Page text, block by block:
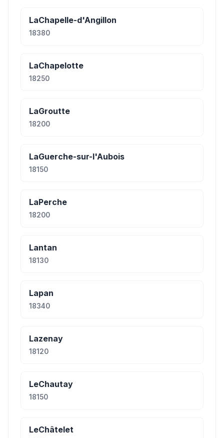
LaChapelle-d'Angillon
18380
LaChapelotte
18250
LaGroutte
18200
LaGuerche-sur-l'Aubois
18150
LaPerche
18200
Lantan
18130
Lapan
18340
Lazenay
18120
LeChautay
18150
LeChâtelet